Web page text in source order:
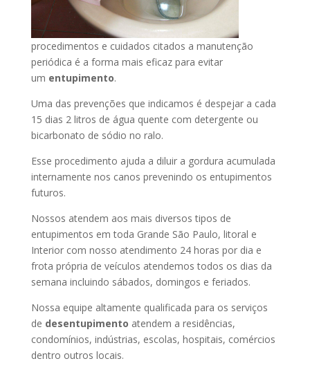
procedimentos e cuidados citados a manutenção
periódica é a forma mais eficaz para evitar
um entupimento.
Uma das prevenções que indicamos é despejar a cada
15 dias 2 litros de água quente com detergente ou
bicarbonato de sódio no ralo.
Esse procedimento ajuda a diluir a gordura acumulada
internamente nos canos prevenindo os entupimentos
futuros.
Nossos atendem aos mais diversos tipos de
entupimentos em toda Grande São Paulo, litoral e
Interior com nosso atendimento 24 horas por dia e
frota própria de veículos atendemos todos os dias da
semana incluindo sábados, domingos e feriados.
Nossa equipe altamente qualificada para os serviços
de desentupimento atendem a residências,
condomínios, indústrias, escolas, hospitais, comércios
dentro outros locais.